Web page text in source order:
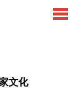
文化